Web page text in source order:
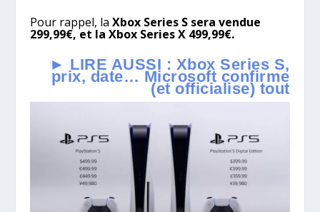
Pour rappel, laXbox Series S sera vendue
299,99€, et la Xbox Series X 499,99€.
► LIRE AUSSI : Xbox Series S,
prix, date… Microsoft confirme
(et officialise) tout